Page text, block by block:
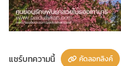
แชร์บทความนี้ คัดลอกลิงค์